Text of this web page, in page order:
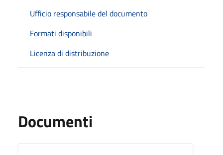
Ufficio responsabile del documento
Formati disponibili
Licenza di distribuzione
Documenti